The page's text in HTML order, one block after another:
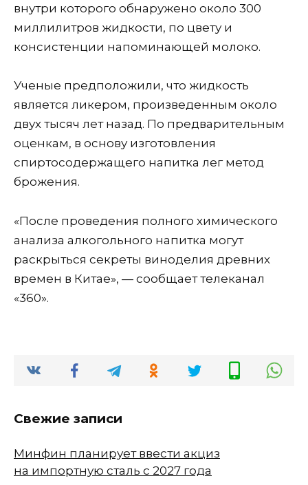
внутри которого обнаружено около 300
миллилитров жидкости, по цвету и
консистенции напоминающей молоко.
Ученые предположили, что жидкость
является ликером, произведенным около
двух тысяч лет назад. По предварительным
оценкам, в основу изготовления
спиртосодержащего напитка лег метод
брожения.
«После проведения полного химического
анализа алкогольного напитка могут
раскрыться секреты виноделия древних
времен в Китае», — сообщает телеканал
«360».
Свежие записи
Минфин планирует ввести акциз
на импортную сталь с 2027 года